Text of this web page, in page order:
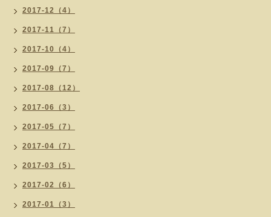
2017-12（4）
2017-11（7）
2017-10（4）
2017-09（7）
2017-08（12）
2017-06（3）
2017-05（7）
2017-04（7）
2017-03（5）
2017-02（6）
2017-01（3）